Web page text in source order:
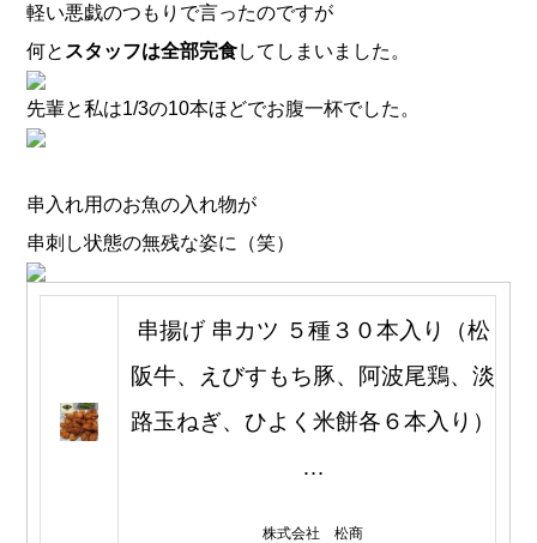
軽い悪戯のつもりで言ったのですが
何と スタッフは全部完食してしまいました。
先輩と私は1/3の10本ほどでお腹一杯でした。
串入れ用のお魚の入れ物が
串刺し状態の無残な姿に（笑）
串揚げ 串カツ ５種３０本入り（松
阪牛、えびすもち豚、阿波尾鶏、淡
路玉ねぎ、ひよく米餅各６本入り）
…
株式会社 松商